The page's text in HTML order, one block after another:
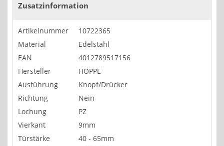
Zusatzinformation
Artikelnummer
10722365
Material
Edelstahl
EAN
4012789517156
Hersteller
HOPPE
Ausführung
Knopf/Drücker
Richtung
Nein
Lochung
PZ
Vierkant
9mm
Türstärke
40 - 65mm